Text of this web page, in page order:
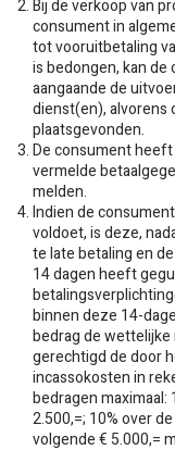
Bij de verkoop van
consument in
tot vooruitbetaling
is bedongen, kan
aangaande de
dienst(en),
plaatsgevonden.
De consument
vermelde
melden.
Indien de
voldoet, is deze,
te late betaling en
14 dagen heeft
binnen deze 14-
bedrag de
gerechtigd de door
incassokosten in
bedragen
2.500,=; 10% over
volgende € 5.000,=